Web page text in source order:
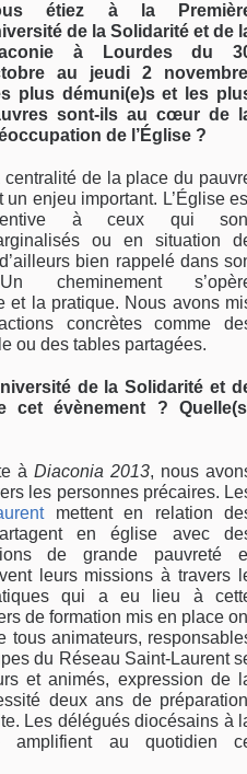
étiez à la
de la Solidarité et de
à Lourdes du
au jeudi 2
plus démuni(e)s et les
sont-ils au cœur de
de l’Église ?
centralité de la place du
un enjeu important. L’Église
à ceux qui
ou en situation
bien rappelé dans
cheminement
et la pratique. Nous avons
concrètes comme
ou des tables partagées.
de la Solidarité et
cet évènement ?
à Diaconia 2013, nous
les personnes précaires.
mettent en relation
en église avec
de grande pauvreté
leurs missions à travers
qui a eu lieu à
de formation mis en place
tous animateurs,
du Réseau Saint-Laurent
et animés, expression de
deux ans de
Les délégués diocésains à
au quotidien